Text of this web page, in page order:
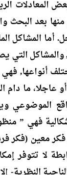
المعادلات
بعد البحث
أما المشاكل
التي
أنواعها,
عاجلا، ما دام
الموضوعي
فهي ”
معين (فكر
لا تتوفر